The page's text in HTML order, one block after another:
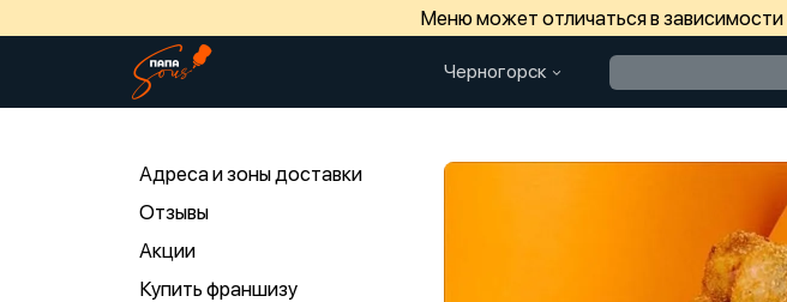
Меню может отличаться в
Черногорск
Адреса и зоны доставки
Отзывы
Акции
Купить франшизу